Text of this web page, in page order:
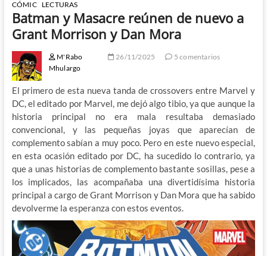
CÓMIC LECTURAS
Batman y Masacre reúnen de nuevo a
Grant Morrison y Dan Mora
M'Rabo
Mhulargo
26/11/2025 5 comentarios
El primero de esta nueva tanda de crossovers entre Marvel y
DC, el editado por Marvel, me dejó algo tibio, ya que aunque la
historia principal no era mala resultaba demasiado
convencional, y las pequeñas joyas que aparecían de
complemento sabían a muy poco. Pero en este nuevo especial,
en esta ocasión editado por DC, ha sucedido lo contrario, ya
que a unas historias de complemento bastante sosillas, pese a
los implicados, las acompañaba una divertidísima historia
principal a cargo de Grant Morrison y Dan Mora que ha sabido
devolverme la esperanza con estos eventos.